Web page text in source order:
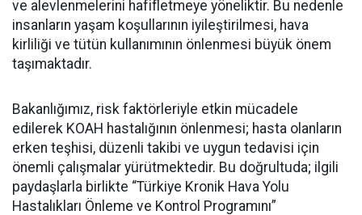
ve alevlenmelerini hafifletmeye yöneliktir. Bu nedenle
insanların yaşam koşullarının iyileştirilmesi, hava
kirliliği ve tütün kullanımının önlenmesi büyük önem
taşımaktadır.
Bakanlığımız, risk faktörleriyle etkin mücadele
edilerek KOAH hastalığının önlenmesi; hasta olanların
erken teşhisi, düzenli takibi ve uygun tedavisi için
önemli çalışmalar yürütmektedir. Bu doğrultuda; ilgili
paydaşlarla birlikte “Türkiye Kronik Hava Yolu
Hastalıkları Önleme ve Kontrol Programını”